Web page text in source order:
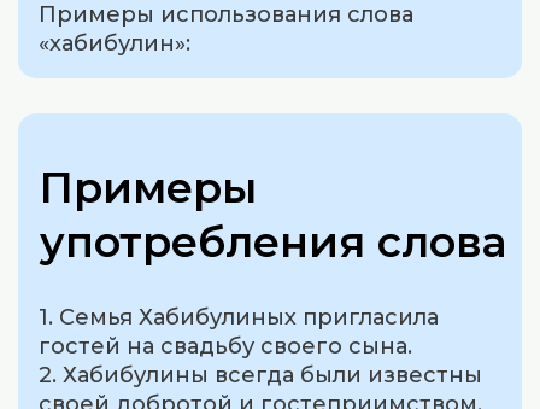
Примеры использования слова
«хабибулин»:
Примеры
употребления слова
1. Семья Хабибулиных пригласила
гостей на свадьбу своего сына.
2. Хабибулины всегда были известны